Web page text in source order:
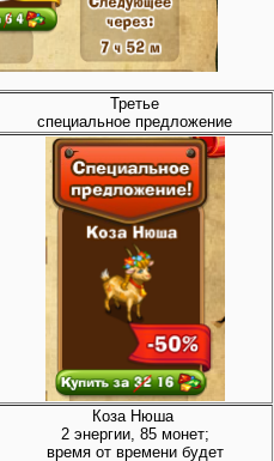
Третье
специальное предложение
Коза Нюша
2 энергии, 85 монет;
время от времени будет